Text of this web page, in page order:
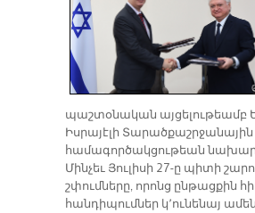
պաշտօնական այցելութեամբ
Իսրայէլի Տարածքաշրջանային
համագործակցութեան
Մինչեւ Յուլիսի 27-ը պիտի
շփումները, որոնց ընթացքին
հանդիպումներ կ՚ունենայ